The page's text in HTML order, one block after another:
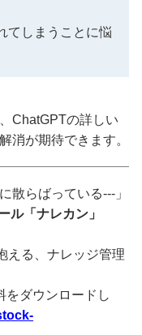
てしまうことに悩
ChatGPTの詳しい
消が期待できます。
散らばっている---」
ル「ナレカン」
える、ナレッジ管理
をダウンロードし